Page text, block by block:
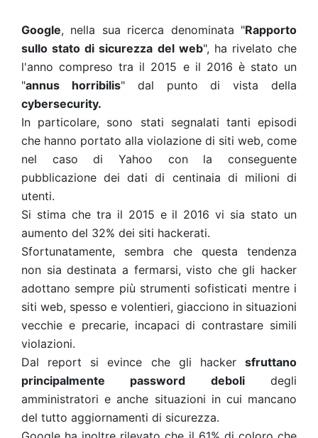
Google, nella sua ricerca denominata "Rapporto
sullo stato di sicurezza del web", ha rivelato che
l'anno compreso tra il 2015 e il 2016 è stato un
"annus horribilis" dal punto di vista della
cybersecurity.
In particolare, sono stati segnalati tanti episodi
che hanno portato alla violazione di siti web, come
nel caso di Yahoo con la conseguente
pubblicazione dei dati di centinaia di milioni di
utenti.
Si stima che tra il 2015 e il 2016 vi sia stato un
aumento del 32% dei siti hackerati.
Sfortunatamente, sembra che questa tendenza
non sia destinata a fermarsi, visto che gli hacker
adottano sempre più strumenti sofisticati mentre i
siti web, spesso e volentieri, giacciono in situazioni
vecchie e precarie, incapaci di contrastare simili
violazioni.
Dal report si evince che gli hacker sfruttano
principalmente password debolidegli
amministratori e anche situazioni in cui mancano
del tutto aggiornamenti di sicurezza.